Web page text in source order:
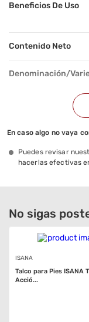
Beneficios De Uso
Contenido Neto
Denominación/
En caso algo no vaya
Puedes revisar
hacerlas efectivas
No sigas
ISANA
Talco para Pies ISANA
Acció...